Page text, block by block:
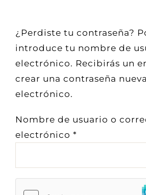
TIENDA ONLINE
MI CUENTA
CARRITO
¿Perdiste tu contraseña?
introduce tu nombre de
electrónico. Recibirás un
crear una contraseña
electrónico.
Nombre de usuario o
electrónico *